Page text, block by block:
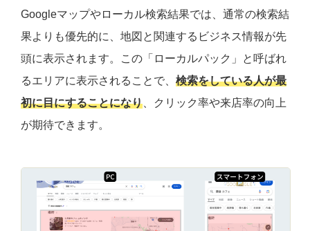
Googleマップやローカル検索結果では、通常の検索結
果よりも優先的に、地図と関連するビジネス情報が先
頭に表示されます。この「ローカルパック」と呼ばれ
るエリアに表示されることで、 検索をしている人が最
初に目にすることになり 、クリック率や来店率の向上
が期待できます。